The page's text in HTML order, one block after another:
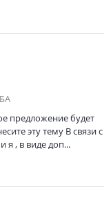
предложение будет
эту тему В связи с
я , в виде доп...